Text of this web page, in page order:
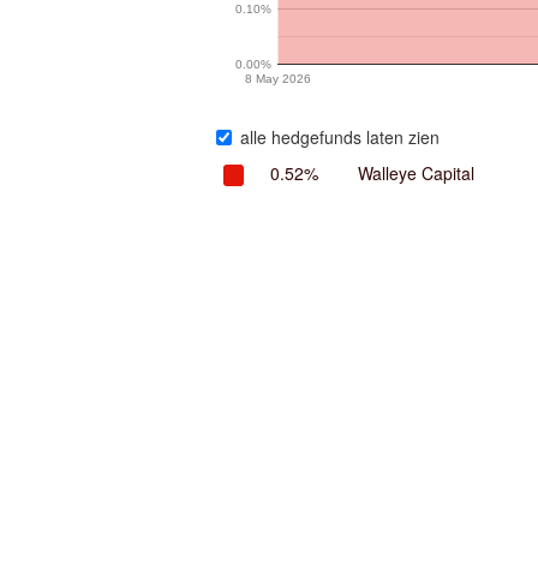
8 May 2026
0.00%
0.10%
alle hedgefunds laten zien
0.52%
Walleye Capital